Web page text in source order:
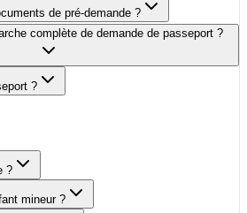
de pré-demande ?
complète de demande de passeport ?
?
?
mineur ?